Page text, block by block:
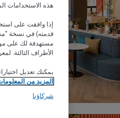
هذه الاستخدامات
إذا وافقت على
مستهدفة لك على
الأطراف الثالثة.
يمكنك تعديل
المزيد من
شركاؤنا